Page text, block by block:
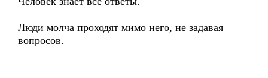
Люди молча проходят мимо него, не задавая
вопросов.